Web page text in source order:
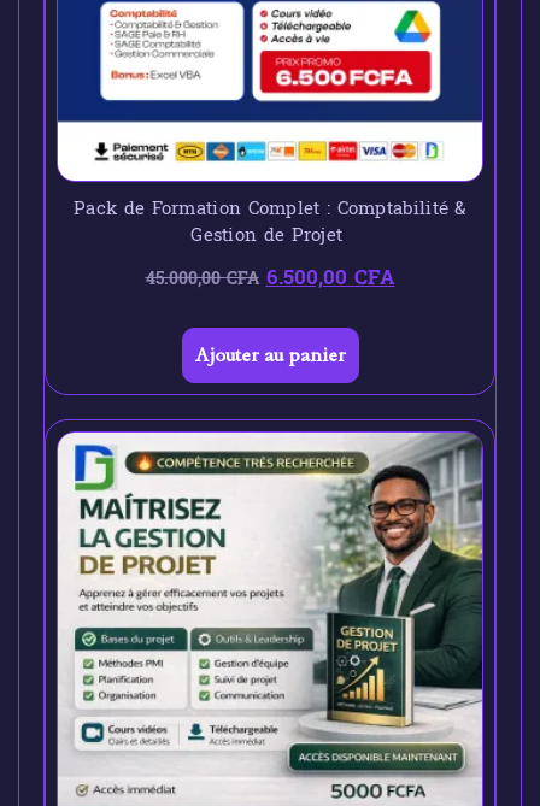
Pack de Formation Complet : Comptabilité &
Gestion de Projet
45.000,00CFA 6.500,00CFA
Ajouter au panier